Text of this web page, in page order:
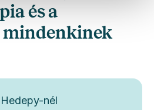
és a
nél